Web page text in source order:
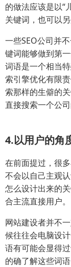
的做法应该是以“
关键词，也可以
一些SEO公司并
键词能够做到第
词语是一个相当
索引擎优化有限
索那样的生僻的
直接搜索一个公
4.以用户的角
在前面提过，很
不会以自己主观
怎么设计出来的
合主流直接用户。
网站建设者并不
候往往会电脑设
语有可能会显得
的确了解这些词